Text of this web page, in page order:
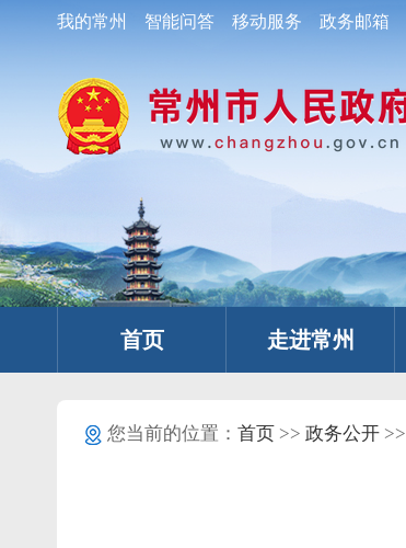
我的常州 智能问答 移动服务 政务邮箱
首页 走进常州
您当前的位置： 首页>> 政务公开>>